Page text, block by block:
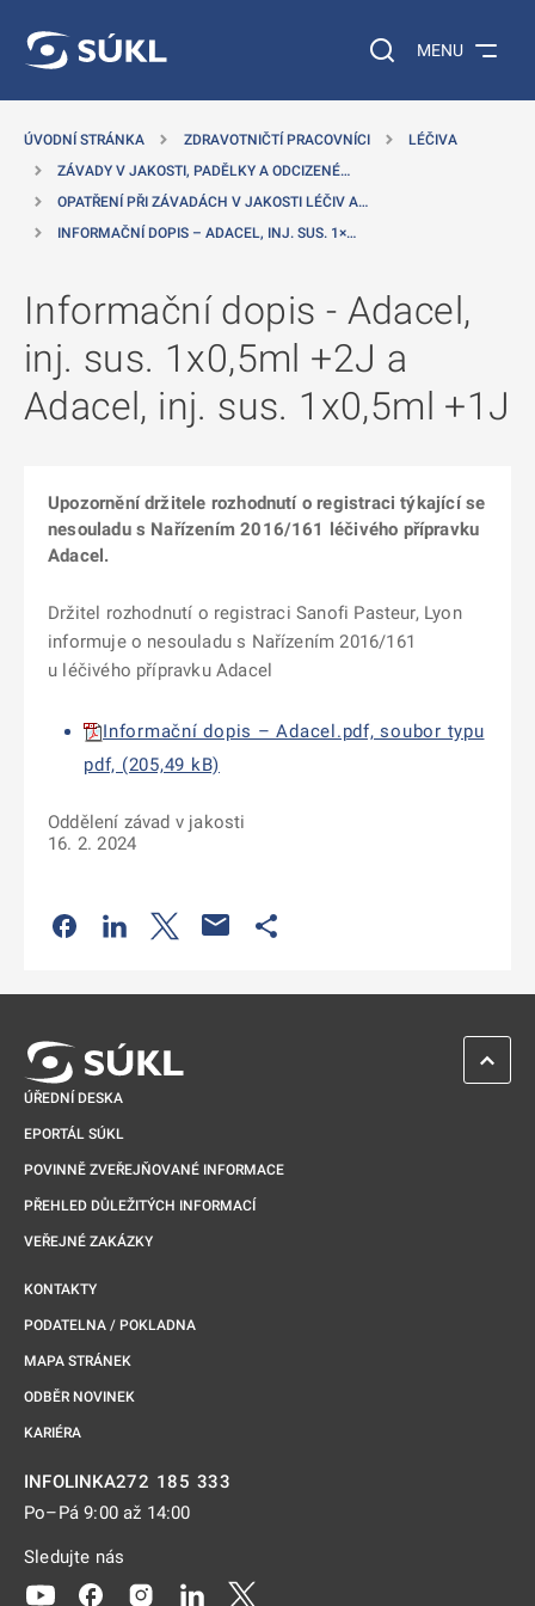
Vyhledávání na
MENU
ÚVODNÍ STRÁNKA ZDRAVOTNIČTÍ PRACOVNÍCI
LÉČIVA
ZÁVADY V JAKOSTI, PADĚLKY A ODCIZENÉ…
OPATŘENÍ PŘI ZÁVADÁCH V JAKOSTI LÉČIV A…
INFORMAČNÍ DOPIS – ADACEL, INJ. SUS. 1×…
Informační dopis - Adacel,
inj. sus. 1x0,5ml +2J a
Adacel, inj. sus. 1x0,5ml +1J
Upozornění držitele rozhodnutí o registraci týkající se
nesouladu s Nařízením 2016/161 léčivého přípravku
Adacel.
Držitel rozhodnutí o registraci Sanofi Pasteur, Lyon
informuje o nesouladu s Nařízením 2016/161
u léčivého přípravku Adacel
Informační dopis – Adacel.pdf, soubor typu
pdf, (205,49 kB)
Oddělení závad v jakosti
16. 2. 2024
Odkaz se otevře na nové kartě
Odkaz se otevře na nové kartě
Odkaz se otevře na nové kartě
ÚŘEDNÍ DESKA
EPORTÁL SÚKL
POVINNĚ ZVEŘEJŇOVANÉ INFORMACE
PŘEHLED DŮLEŽITÝCH INFORMACÍ
VEŘEJNÉ ZAKÁZKY
KONTAKTY
PODATELNA / POKLADNA
MAPA STRÁNEK
ODBĚR NOVINEK
KARIÉRA
INFOLINKA272 185 333
Po–Pá 9:00 až 14:00
Sledujte nás
Odkaz se otevře na nové kartě
Odkaz se otevře na nové kartě
Odkaz se otevře na nové kartě
Odkaz se otevře na nové kartě
ZPĚT